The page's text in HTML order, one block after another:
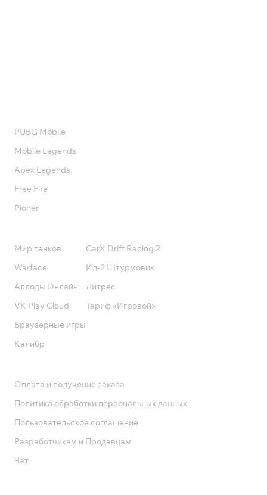
PUBG Mobile
Mobile Legends
Apex Legends
Free Fire
Pioner
Мир танков
Warface
Аллоды Онлайн
VK Play Cloud
Браузерные игры
Калибр
CarX Drift Racing 2
Ил-2 Штурмовик
Литрес
Тариф «Игровой»
Оплата и получение заказа
Политика обработки персональных данных
Пользовательское соглашение
Разработчикам и Продавцам
Чат